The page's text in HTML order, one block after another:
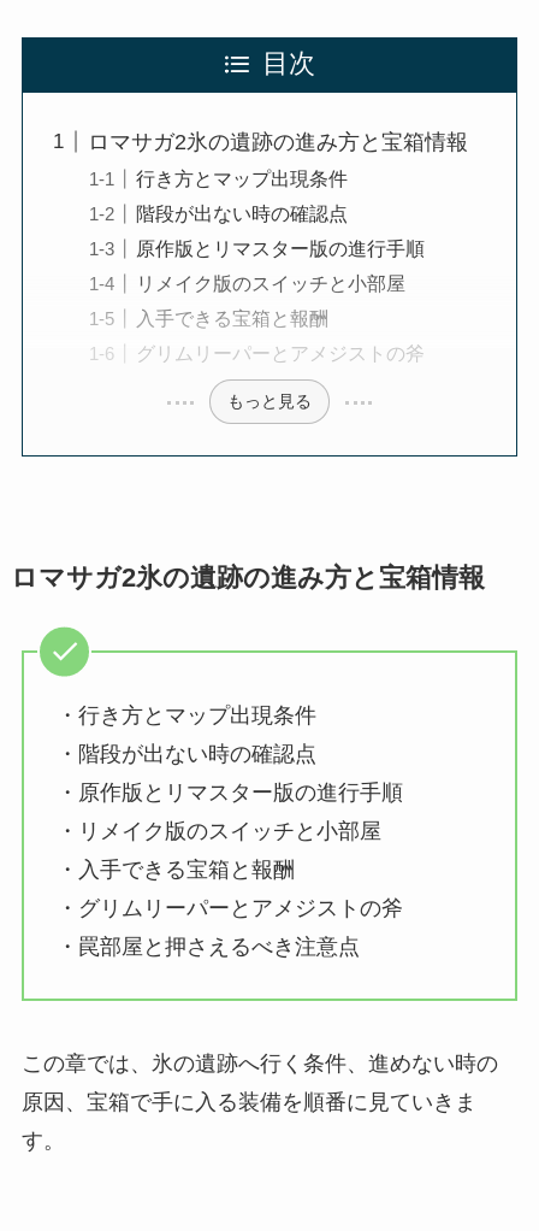
目次
ロマサガ2氷の遺跡の進み方と宝箱情報
行き方とマップ出現条件
階段が出ない時の確認点
原作版とリマスター版の進行手順
リメイク版のスイッチと小部屋
入手できる宝箱と報酬
グリムリーパーとアメジストの斧
もっと見る
ロマサガ2氷の遺跡の進み方と宝箱情報
・行き方とマップ出現条件
・階段が出ない時の確認点
・原作版とリマスター版の進行手順
・リメイク版のスイッチと小部屋
・入手できる宝箱と報酬
・グリムリーパーとアメジストの斧
・罠部屋と押さえるべき注意点
この章では、氷の遺跡へ行く条件、進めない時の
原因、宝箱で手に入る装備を順番に見ていきま
す。